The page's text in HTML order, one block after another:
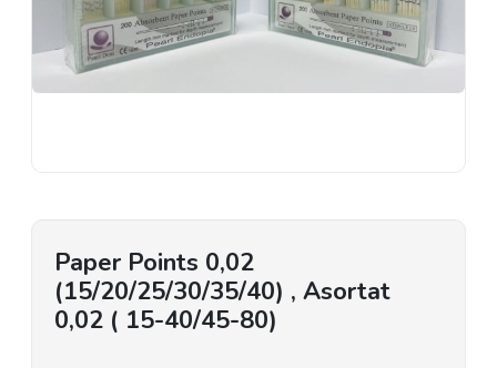
Paper Points 0,02
(15/20/25/30/35/40) , Asortat
0,02 ( 15-40/45-80)